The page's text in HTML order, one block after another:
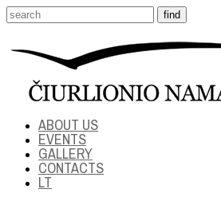
ABOUT US
EVENTS
GALLERY
CONTACTS
LT